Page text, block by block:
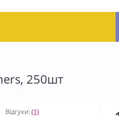
250шт
Відгуки:(1)